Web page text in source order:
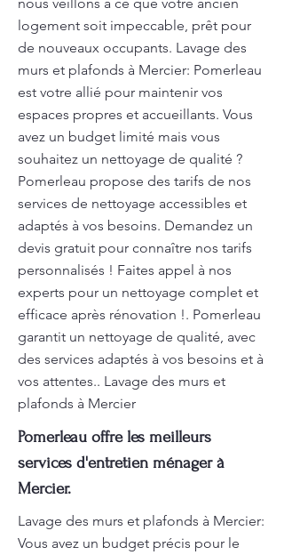
logement soit impeccable, prêt pour
de nouveaux occupants. Lavage des
murs et plafonds à Mercier: Pomerleau
est votre allié pour maintenir vos
espaces propres et accueillants. Vous
avez un budget limité mais vous
souhaitez un nettoyage de qualité ?
Pomerleau propose des tarifs de nos
services de nettoyage accessibles et
adaptés à vos besoins. Demandez un
devis gratuit pour connaître nos tarifs
personnalisés ! Faites appel à nos
experts pour un nettoyage complet et
efficace après rénovation !. Pomerleau
garantit un nettoyage de qualité, avec
des services adaptés à vos besoins et à
vos attentes.. Lavage des murs et
plafonds à Mercier
Pomerleau offre les meilleurs
services d'entretien ménager à
Mercier.
Lavage des murs et plafonds à Mercier:
Vous avez un budget précis pour le